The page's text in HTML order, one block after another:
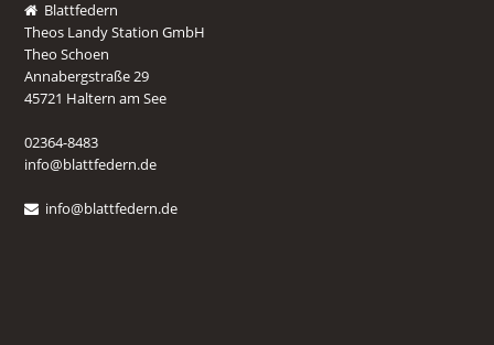
Blattfedern
Theos Landy Station GmbH
Theo Schoen
Annabergstraße 29
45721 Haltern am See
02364-8483
info@blattfedern.de
info@blattfedern.de